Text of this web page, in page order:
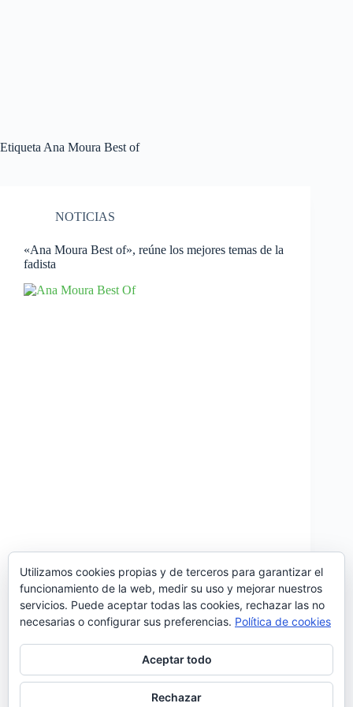
Etiqueta Ana Moura Best of
NOTICIAS
«Ana Moura Best of», reúne los mejores temas de la
fadista
La fadista publica este mes «Ana Moura Best Of»,
un recopilatorio con los temas más representativos de
su carrera. Entre los temas elegidos hay, además de
fados tradicionales, como ‘Porque Teimas Nesta
Dor’ o ‘Fado Loucura’, canciones más pop que
grandes…
Noemí Sánchez
04/11/2017
Utilizamos cookies propias y de terceros para garantizar el
funcionamiento de la web, medir su uso y mejorar nuestros
servicios. Puede aceptar todas las cookies, rechazar las no
necesarias o configurar sus preferencias. Política de cookies
Aceptar todo
Rechazar